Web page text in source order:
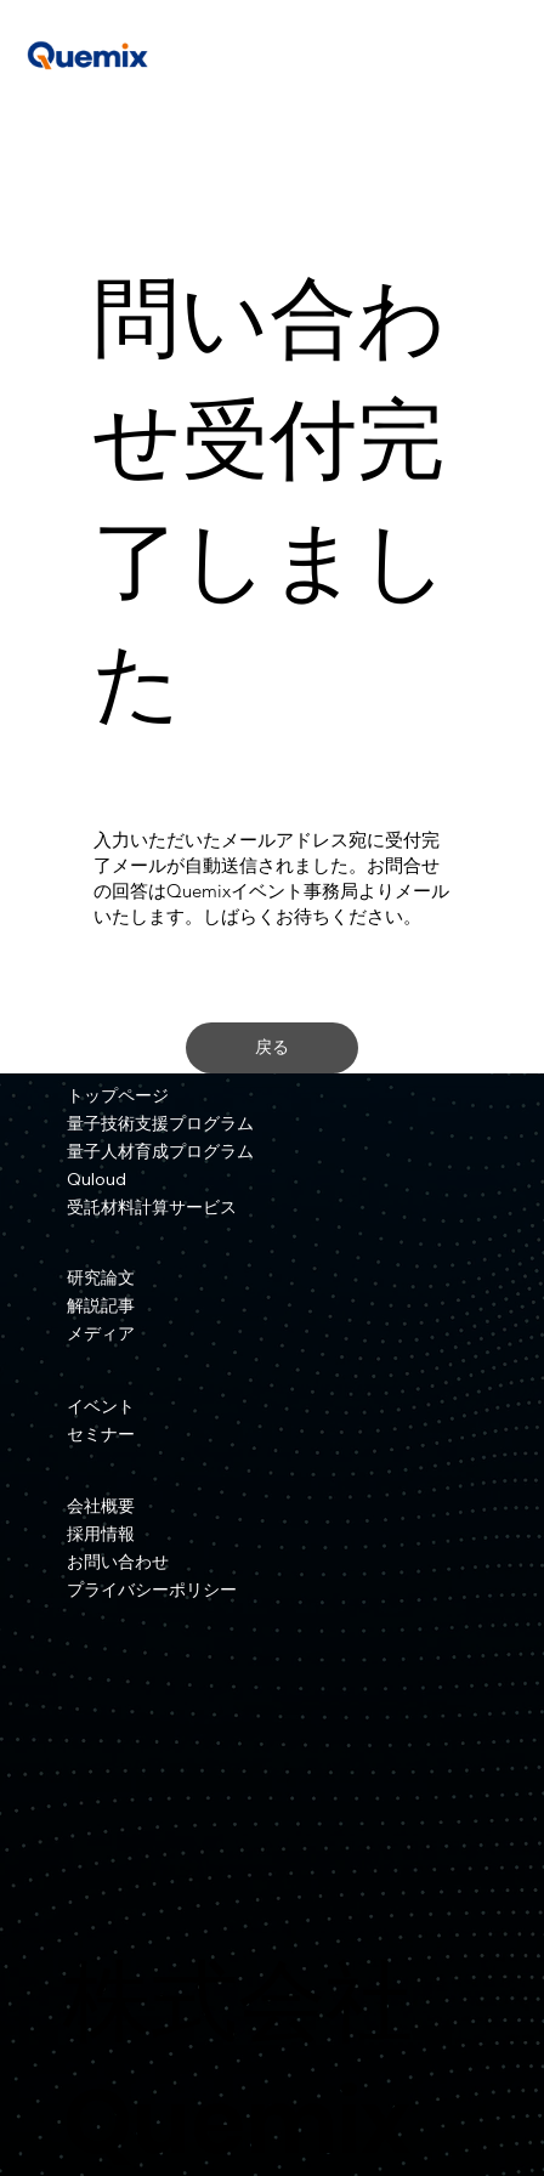
​問い合わ
せ受付完
了しまし
た
入力いただいたメールアドレス宛に受付完
了メールが自動送信されました。お問合せ
の回答はQuemixイベント事務局よりメール
いたします。しばらくお待ちください。
戻る
​株式会社
Quemix
トップページ
量子技術支援プログラム
量子人材育成プログラム
Quloud
受託材料計算サービス
研究論文
解説記事
メディア
イベント
セミナー
会社概要
採用情報
お問い合わせ
プライバシーポリシー